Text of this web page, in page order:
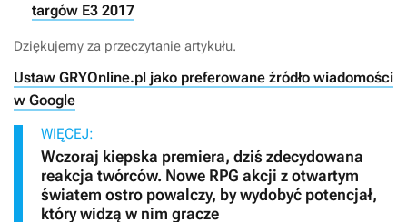
targów E3 2017
Dziękujemy za przeczytanie artykułu.
Ustaw GRYOnline.pl jako preferowane źródło wiadomości
w Google
WIĘCEJ:
Wczoraj kiepska premiera, dziś zdecydowana
reakcja twórców. Nowe RPG akcji z otwartym
światem ostro powalczy, by wydobyć potencjał,
który widzą w nim gracze